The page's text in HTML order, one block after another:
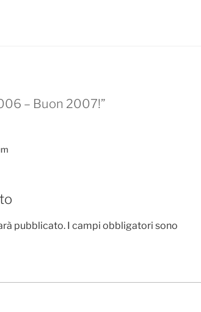
– Buon 2007!”
pubblicato. I campi obbligatori sono